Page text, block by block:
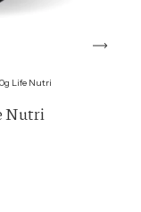
Life Nutri
Nutri